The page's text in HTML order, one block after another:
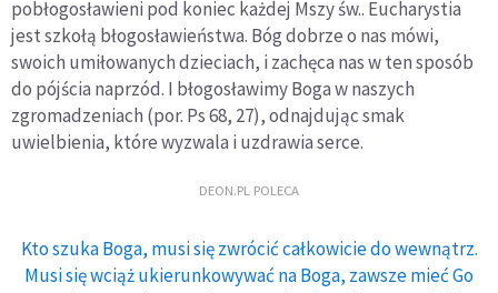
pobłogosławieni pod koniec każdej Mszy św.. Eucharystia
jest szkołą błogosławieństwa. Bóg dobrze o nas mówi,
swoich umiłowanych dzieciach, i zachęca nas w ten sposób
do pójścia naprzód. I błogosławimy Boga w naszych
zgromadzeniach (por. Ps 68, 27), odnajdując smak
uwielbienia, które wyzwala i uzdrawia serce.
DEON.PL POLECA
Kto szuka Boga, musi się zwrócić całkowicie do wewnątrz.
Musi się wciąż ukierunkowywać na Boga, zawsze mieć Go